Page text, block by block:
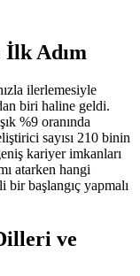
İlk Adım
ilerlemesiyle
biri haline geldi.
%9 oranında
sayısı 210 binin
kariyer imkanları
atarken hangi
başlangıç yapmalı
ve